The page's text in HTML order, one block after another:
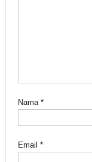
Nama *
Email *